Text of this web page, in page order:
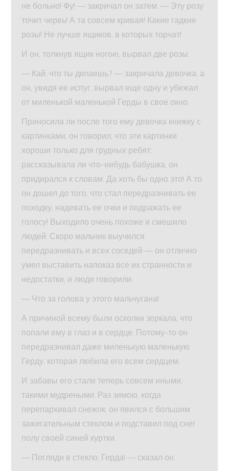
не больно! Фу! — закричал он затем. — Эту розу
точит червь! А та совсем кривая! Какие гадкие
розы! Не лучше ящиков, в которых торчат!
И он, толкнув ящик ногою, вырвал две розы.
— Кай, что ты делаешь? — закричала девочка, а
он, увидя ее испуг, вырвал еще одну и убежал
от миленькой маленькой Герды в свое окно.
Приносила ли после того ему девочка книжку с
картинками, он говорил, что эти картинки
хороши только для грудных ребят;
рассказывала ли что-нибудь бабушка, он
придирался к словам. Да хоть бы одно это! А то
он дошел до того, что стал передразнивать ее
походку, надевать ее очки и подражать ее
голосу! Выходило очень похоже и смешило
людей. Скоро мальчик выучился
передразнивать и всех соседей — он отлично
умел выставить напоказ все их странности и
недостатки, и люди говорили:
— Что за голова у этого мальчугана!
А причиной всему были осколки зеркала, что
попали ему в глаз и в сердце. Потому-то он
передразнивал даже миленькую маленькую
Герду, которая любила его всем сердцем.
И забавы его стали теперь совсем иными,
такими мудреными. Раз зимою, когда
перепархивал снежок, он явился с большим
зажигательным стеклом и подставил под снег
полу своей синей куртки.
— Погляди в стекло, Герда! — сказал он.